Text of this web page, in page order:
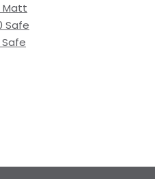
Matt
Safe
Safe